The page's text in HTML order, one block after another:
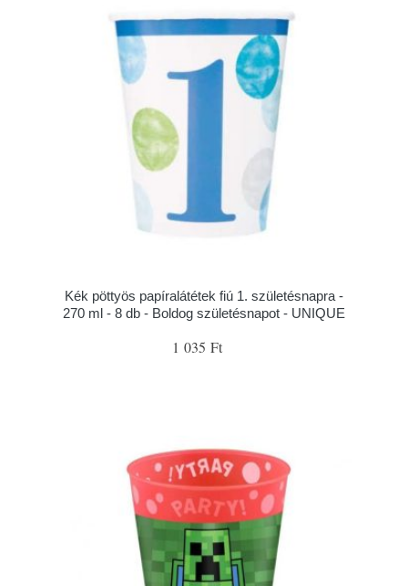
Kék pöttyös papíralátétek fiú 1. születésnapra -
270 ml - 8 db - Boldog születésnapot - UNIQUE
1 035 Ft